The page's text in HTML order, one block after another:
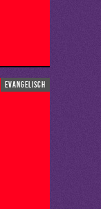
evangelisch